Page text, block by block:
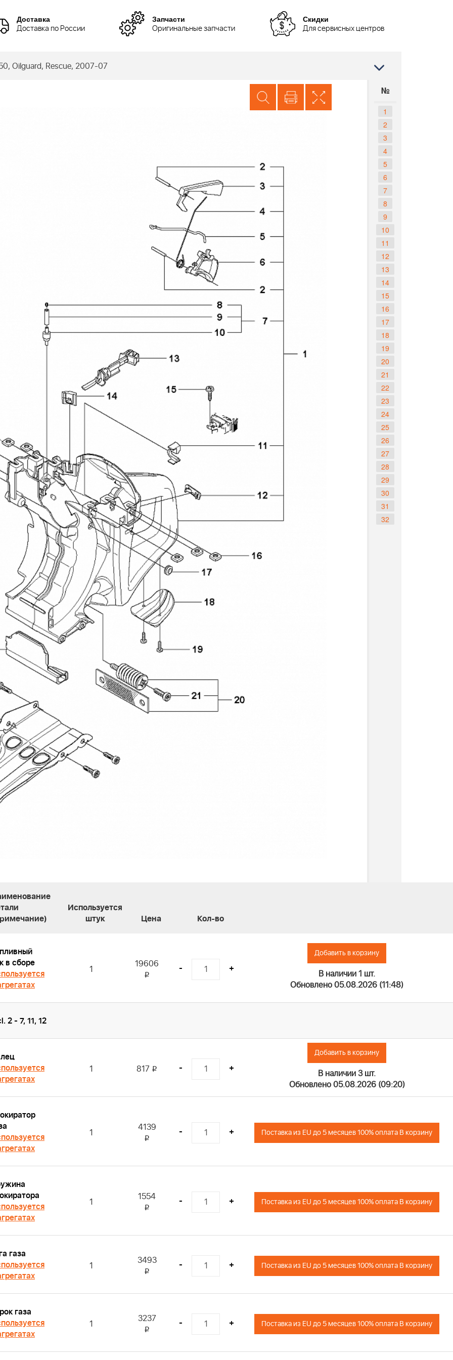
Доставка
Доставка по России
Запчасти
Оригинальные запчасти
Скидки
Для сервисных центров
Oilguard, Rescue, 2007-07
№
1
2
3
4
5
6
7
8
9
10
11
12
13
14
15
16
17
18
19
20
21
22
23
24
25
26
27
28
29
30
31
32
Используется
штук
Цена Кол-во
в сборе
1 19606
i
- +
Добавить в корзину
В наличии 1 шт.
Обновлено 05.08.2026 (11:48)
2 - 7, 11, 12
1 817 i - +
Добавить в корзину
В наличии 3 шт.
Обновлено 05.08.2026 (09:20)
1 4139
i
- + Поставка из EU до 5 месяцев 100% оплата В корзину
1 1554
i
- + Поставка из EU до 5 месяцев 100% оплата В корзину
газа
1 3493
i
- + Поставка из EU до 5 месяцев 100% оплата В корзину
газа
1 3237
i
- + Поставка из EU до 5 месяцев 100% оплата В корзину